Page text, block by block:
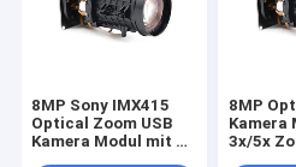
8MP Sony IMX415
Optical Zoom USB
Kamera Modul mit 4K
8MP
Kamera
3x/5x